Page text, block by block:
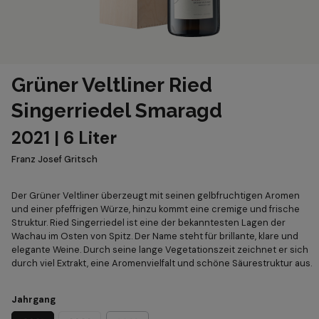
Grüner Veltliner Ried
Singerriedel Smaragd
2021 | 6 Liter
Franz Josef Gritsch
Der Grüner Veltliner überzeugt mit seinen gelbfruchtigen Aromen
und einer pfeffrigen Würze, hinzu kommt eine cremige und frische
Struktur. Ried Singerriedel ist eine der bekanntesten Lagen der
Wachau im Osten von Spitz. Der Name steht für brillante, klare und
elegante Weine. Durch seine lange Vegetationszeit zeichnet er sich
durch viel Extrakt, eine Aromenvielfalt und schöne Säurestruktur aus.
Jahrgang